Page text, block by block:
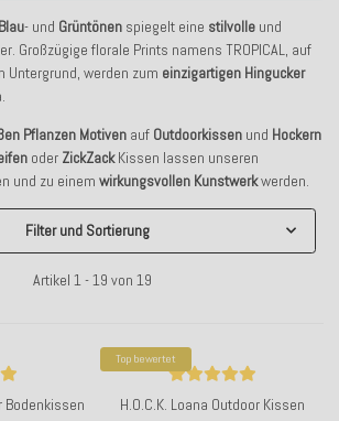
Blau- und Grüntönen spiegelt eine stilvolle und
Großzügige florale Prints namens TROPICAL, auf
werden zum einzigartigen Hingucker
Pflanzen Motiven auf Outdoorkissen und Hockern
oder ZickZackKissen lassen unseren
und zu einem wirkungsvollen Kunstwerkwerden.
Filter und Sortierung
Artikel 1 - 19 von 19
Bodenkissen
Top bewertet
H.O.C.K. Loana Outdoor Kissen